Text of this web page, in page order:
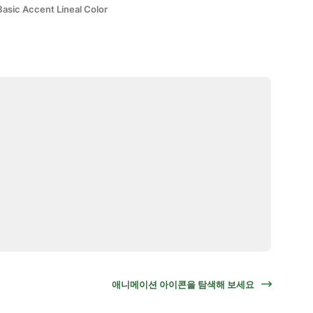
Accent Lineal Color
애니메이션 아이콘을 탐색해 보세요